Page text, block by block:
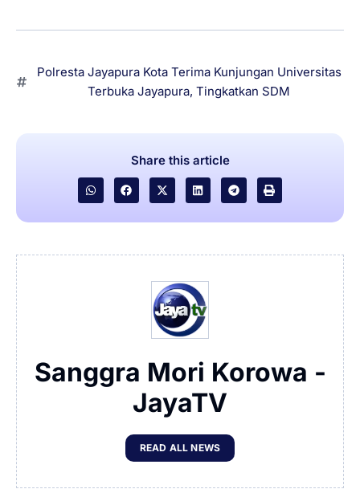
Polresta Jayapura Kota Terima Kunjungan Universitas
Terbuka Jayapura, Tingkatkan SDM
Share this article
Sanggra Mori Korowa -
JayaTV
READ ALL NEWS